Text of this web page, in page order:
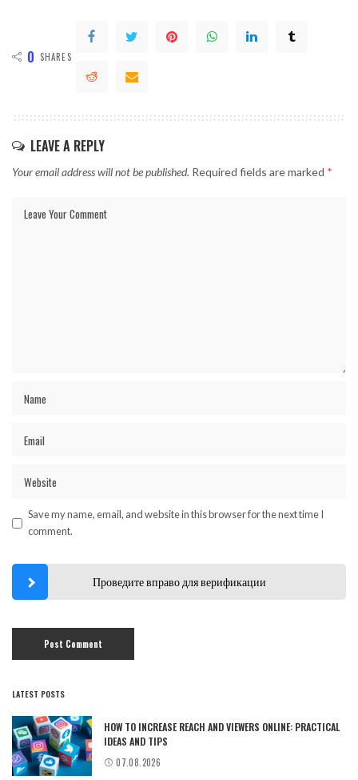
0 SHARES
LEAVE A REPLY
Your email address will not be published. Required fields are marked *
Save my name, email, and website in this browser for the next time I
comment.
Проведите вправо для верификации
LATEST POSTS
HOW TO INCREASE REACH AND VIEWERS ONLINE: PRACTICAL
IDEAS AND TIPS
07.08.2026